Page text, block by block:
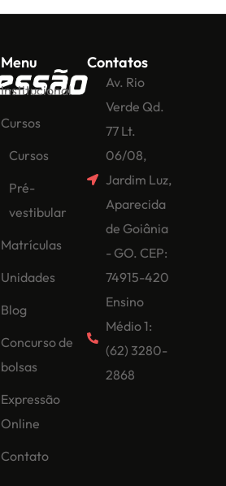
Menu
Institucional
Cursos
Cursos
Pré-
vestibular
Matrículas
Unidades
Blog
Concurso de
bolsas
Expressão
Online
Contato
Contatos
Av. Rio
Verde Qd.
77 Lt.
06/08,
Jardim Luz,
Aparecida
de Goiânia
- GO. CEP:
74915-420
Ensino
Médio 1:
(62) 3280-
2868